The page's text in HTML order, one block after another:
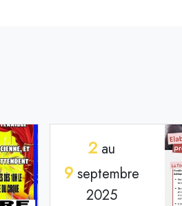
2 au
9 septembre
2025